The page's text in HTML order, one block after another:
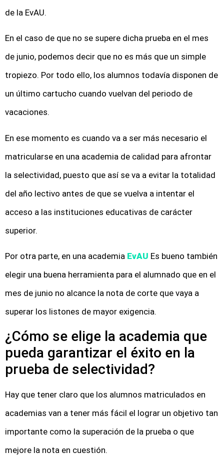
de la EvAU.
En el caso de que no se supere dicha prueba en el mes
de junio, podemos decir que no es más que un simple
tropiezo. Por todo ello, los alumnos todavía disponen de
un último cartucho cuando vuelvan del periodo de
vacaciones.
En ese momento es cuando va a ser más necesario el
matricularse en una academia de calidad para afrontar
la selectividad, puesto que así se va a evitar la totalidad
del año lectivo antes de que se vuelva a intentar el
acceso a las instituciones educativas de carácter
superior.
Por otra parte, en una academia EvAU Es bueno también
elegir una buena herramienta para el alumnado que en el
mes de junio no alcance la nota de corte que vaya a
superar los listones de mayor exigencia.
¿Cómo se elige la academia que
pueda garantizar el éxito en la
prueba de selectividad?
Hay que tener claro que los alumnos matriculados en
academias van a tener más fácil el lograr un objetivo tan
importante como la superación de la prueba o que
mejore la nota en cuestión.